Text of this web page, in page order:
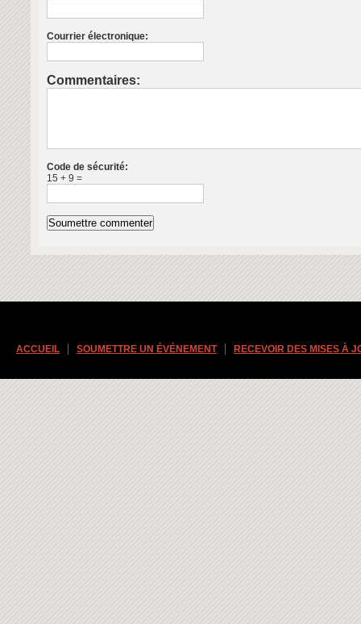
Courrier électronique:
Commentaires:
Code de sécurité:
15 + 9 =
ACCUEIL SOUMETTRE UN ÉVÉNEMENT RECEVOIR DES MISES À